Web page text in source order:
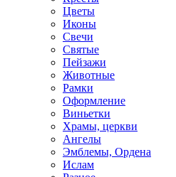
Цветы
Иконы
Свечи
Святые
Пейзажи
Животные
Рамки
Оформление
Виньетки
Храмы, церкви
Ангелы
Эмблемы, Ордена
Ислам